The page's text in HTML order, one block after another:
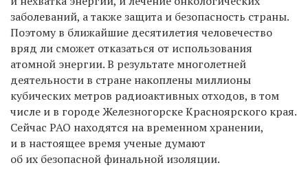
заболеваний, а также защита и безопасность страны.
Поэтому в ближайшие десятилетия человечество
вряд ли сможет отказаться от использования
атомной энергии. В результате многолетней
деятельности в стране накоплены миллионы
кубических метров радиоактивных отходов, в том
числе и в городе Железногорске Красноярского края.
Сейчас РАО находятся на временном хранении,
и в настоящее время ученые думают
об их безопасной финальной изоляции.